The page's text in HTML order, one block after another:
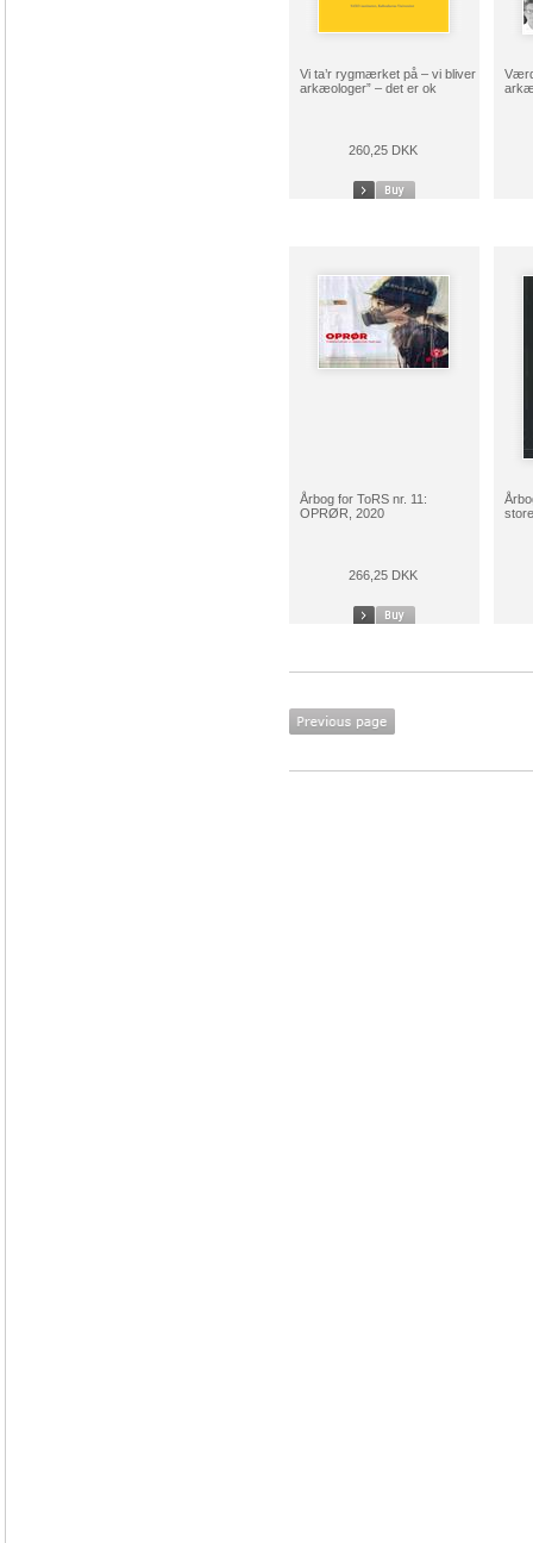
Vi ta’r rygmærket på – vi bliver
arkæologer” – det er ok
260,25 DKK
Årbog for ToRS nr. 11:
OPRØR, 2020
266,25 DKK